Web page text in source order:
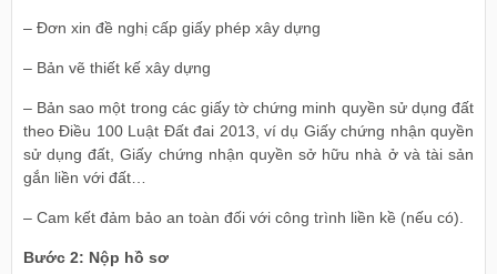
– Đơn xin đề nghị cấp giấy phép xây dựng
– Bản vẽ thiết kế xây dựng
– Bản sao một trong các giấy tờ chứng minh quyền sử dụng đất
theo Điều 100 Luật Đất đai 2013, ví dụ Giấy chứng nhận quyền
sử dụng đất, Giấy chứng nhận quyền sở hữu nhà ở và tài sản
gắn liền với đất…
– Cam kết đảm bảo an toàn đối với công trình liền kề (nếu có).
Bước 2: Nộp hồ sơ